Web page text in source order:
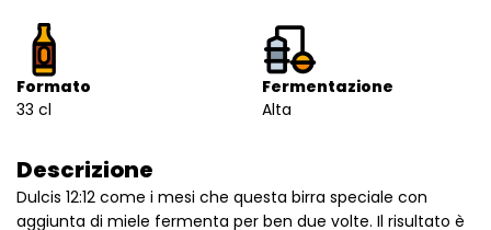
Formato
33 cl
Fermentazione
Alta
Descrizione
Dulcis 12:12 come i mesi che questa birra speciale con
aggiunta di miele fermenta per ben due volte. Il risultato è